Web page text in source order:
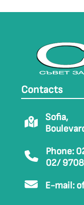
Contacts
Sofia,
Phone:
02/
E-mail: